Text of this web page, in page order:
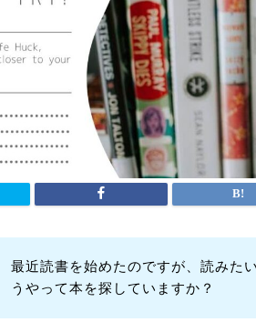
最近読書を始めたのですが、読みた
うやって本を探していますか？